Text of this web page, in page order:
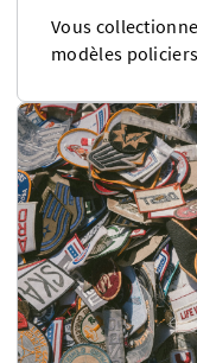
Vous
modèles